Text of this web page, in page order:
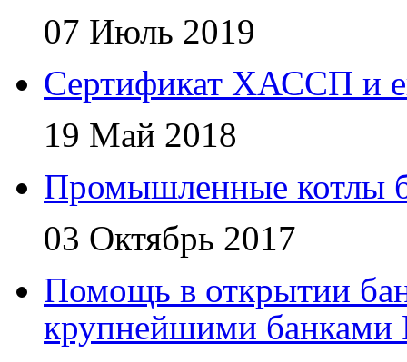
07 Июль 2019
Сертификат ХАССП и
19 Май 2018
Промышленные котлы
03 Октябрь 2017
Помощь в открытии
крупнейшими банками